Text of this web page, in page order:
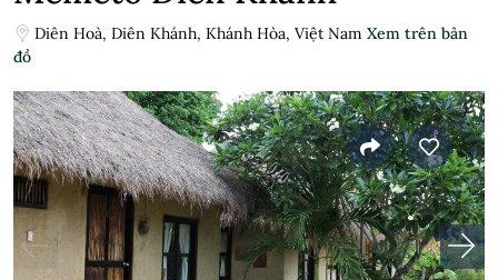
Diên Hoà, Diên Khánh, Khánh Hòa, Việt Nam Xem trên bản
đồ